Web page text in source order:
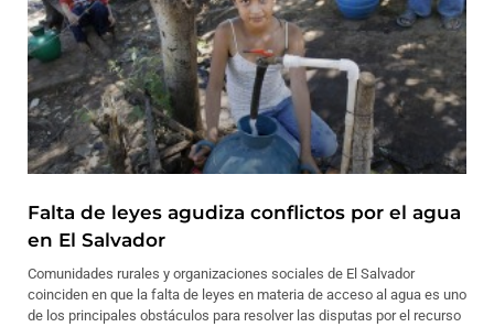
Falta de leyes agudiza conflictos por el agua
en El Salvador
Comunidades rurales y organizaciones sociales de El Salvador
coinciden en que la falta de leyes en materia de acceso al agua es uno
de los principales obstáculos para resolver las disputas por el recurso